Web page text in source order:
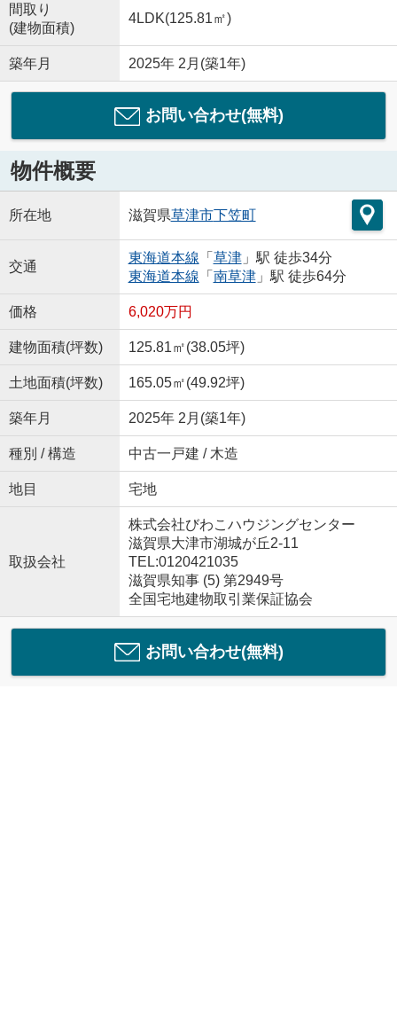
間取り
(建物面積)
4LDK(125.81㎡)
築年月 2025年 2月(築1年)
お問い合わせ(無料)
物件概要
所在地 滋賀県草津市下笠町
交通
東海道本線 「 草津」駅 徒歩34分
東海道本線 「 南草津」駅 徒歩64分
価格 6,020万円
建物面積(坪数) 125.81㎡(38.05坪)
土地面積(坪数) 165.05㎡(49.92坪)
築年月 2025年 2月(築1年)
種別 / 構造 中古一戸建 / 木造
地目 宅地
取扱会社
株式会社びわこハウジングセンター
滋賀県大津市湖城が丘2-11
TEL:0120421035
滋賀県知事 (5) 第2949号
全国宅地建物取引業保証協会
お問い合わせ(無料)